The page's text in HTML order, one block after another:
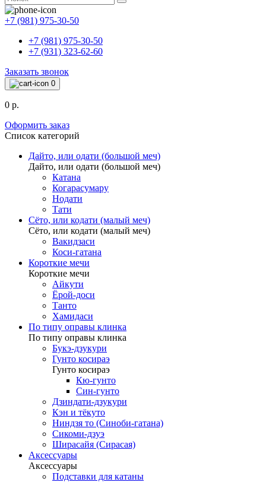
+7 (981) 975-30-50
+7 (981) 975-30-50
+7 (931) 323-62-60
Заказать звонок
0
0 р.
Оформить заказ
Список категорий
Дайто, или одати (большой меч)
Дайто, или одати (большой меч)
Катана
Когарасумару
Нодати
Тати
Сёто, или кодати (малый меч)
Сёто, или кодати (малый меч)
Вакидзаси
Коси-гатана
Короткие мечи
Короткие мечи
Айкути
Ёрой-доси
Танто
Хамидаси
По типу оправы клинка
По типу оправы клинка
Букэ-дзукури
Гунто косираэ
Гунто косираэ
Кю-гунто
Син-гунто
Дзиндати-дзукури
Кэн и тёкуто
Ниндзя то (Синоби-гатана)
Сикоми-дзуэ
Ширасайя (Сирасая)
Аксессуары
Аксессуары
Подставки для катаны